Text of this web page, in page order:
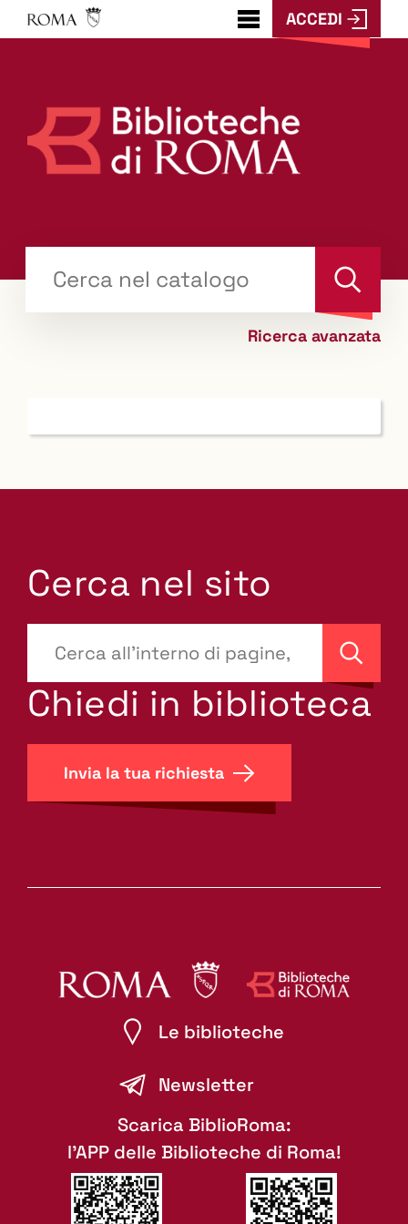
???
menu.button???
ACCEDI
il tuo libro "Catalogo"
Cerca
Ricerca avanzata
Cerca nel sito
site-
search.label???
Cerca
Chiedi in biblioteca
Invia la tua richiesta
Le biblioteche
Newsletter
Scarica BiblioRoma:
l'APP delle Biblioteche di Roma!